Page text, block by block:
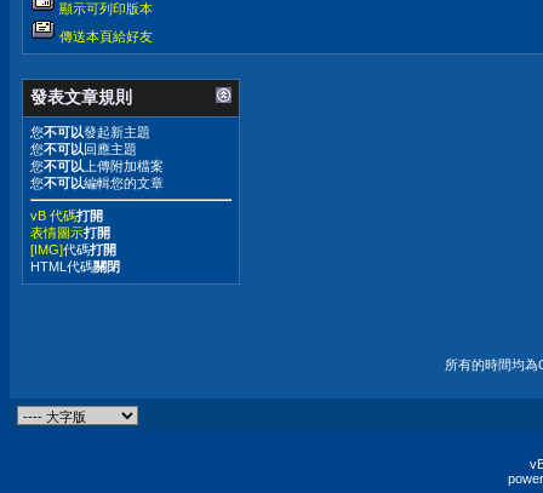
顯示可列印版本
傳送本頁給好友
發表文章規則
您不可以發起新主題
您不可以回應主題
您不可以 上傳附加檔案
您不可以編輯您的文章
vB 代碼打開
表情圖示打開
[IMG]代碼打開
HTML代碼關閉
所有的時間均為